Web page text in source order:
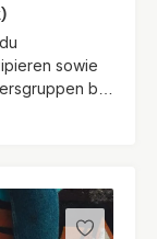
sowie
bei